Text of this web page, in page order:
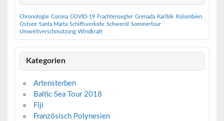
Chronologie Corona COVID-19 Frachtensegler Grenada Karibik
Kolumbien
Ostsee Santa Marta Schiffsverkehr Schweröl
Sommertour
Umweltverschmutzung Windkraft
Kategorien
Artensterben
Baltic Sea Tour 2018
Fiji
Französisch Polynesien